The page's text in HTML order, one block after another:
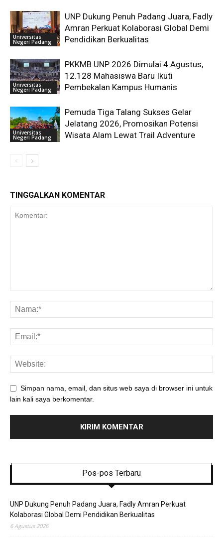
Universitas
Negeri Padang
UNP Dukung Penuh Padang Juara, Fadly
Amran Perkuat Kolaborasi Global Demi
Pendidikan Berkualitas
Universitas
Negeri Padang
PKKMB UNP 2026 Dimulai 4 Agustus,
12.128 Mahasiswa Baru Ikuti
Pembekalan Kampus Humanis
Universitas
Negeri Padang
Pemuda Tiga Talang Sukses Gelar
Jelatang 2026, Promosikan Potensi
Wisata Alam Lewat Trail Adventure
TINGGALKAN KOMENTAR
Simpan nama, email, dan situs web saya di browser ini untuk
lain kali saya berkomentar.
Pos-pos Terbaru
UNP Dukung Penuh Padang Juara, Fadly Amran Perkuat
Kolaborasi Global Demi Pendidikan Berkualitas
6 Agustus 2026